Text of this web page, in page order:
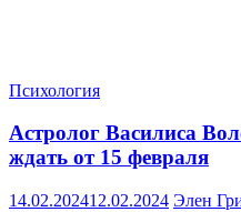
Психология
Астролог Василиса
ждать от 15 февраля
14.02.202412.02.2024 Элен